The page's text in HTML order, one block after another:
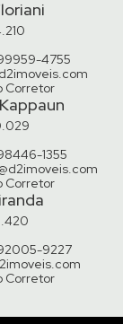
4755
Corretor
1355
Corretor
9227
Corretor